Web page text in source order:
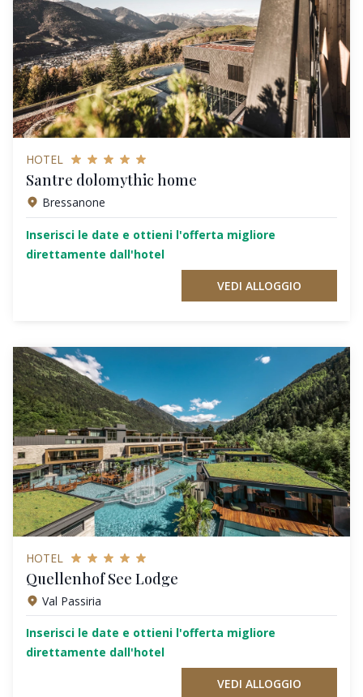
HOTEL
Santre dolomythic home
Bressanone
Inserisci le date e ottieni l'offerta migliore
direttamente dall'hotel
VEDI ALLOGGIO
HOTEL
Quellenhof See Lodge
Val Passiria
Inserisci le date e ottieni l'offerta migliore
direttamente dall'hotel
VEDI ALLOGGIO